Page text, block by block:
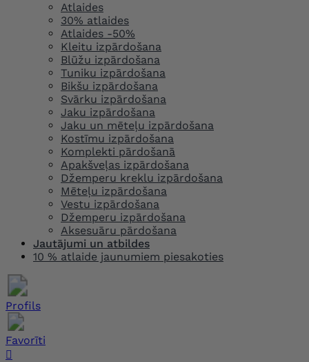
Atlaides
30% atlaides
Atlaides -50%
Kleitu izpārdošana
Blūžu izpārdošana
Tuniku izpārdošana
Bikšu izpārdošana
Svārku izpārdošana
Jaku izpārdošana
Jaku un mēteļu izpārdošana
Kostīmu izpārdošana
Komplekti pārdošanā
Apakšveļas izpārdošana
Džemperu kreklu izpārdošana
Mēteļu izpārdošana
Vestu izpārdošana
Džemperu izpārdošana
Aksesuāru pārdošana
Jautājumi un atbildes
10 % atlaide jaunumiem piesakoties
Profils
Favorīti
